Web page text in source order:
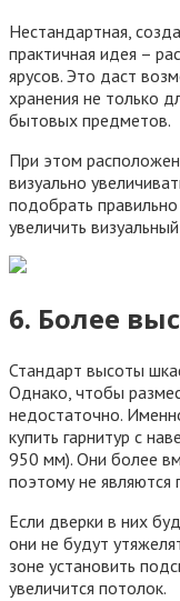
Нестандартная,
практичная идея –
ярусов. Это даст
хранения не только
бытовых предметов.
При этом
визуально
подобрать
увеличить
6. Более
Стандарт высоты
Однако, чтобы
недостаточно.
купить гарнитур с
950 мм). Они более
поэтому не являются
Если дверки в них
они не будут
зоне установить
увеличится потолок.